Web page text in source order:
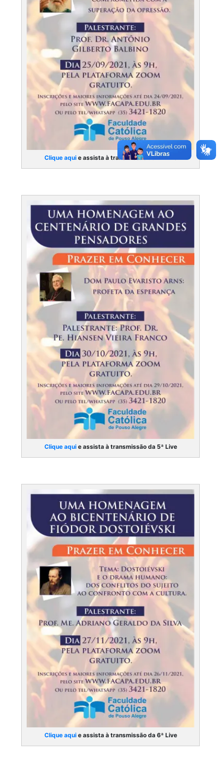
Clique aquie assista à transmissão da 4ª Live
Clique aquie assista à transmissão da 5ª Live
Clique aquie assista à transmissão da 6ª Live